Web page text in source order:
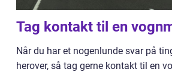
Tag kontakt til en
Når du har et nogenlunde svar på
herover, så tag gerne kontakt til en